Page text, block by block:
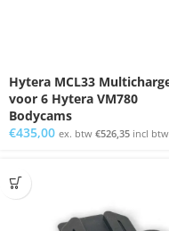
Hytera MCL33
voor 6 Hytera VM780
Bodycams
€435,00 ex. btw €526,35 incl btw